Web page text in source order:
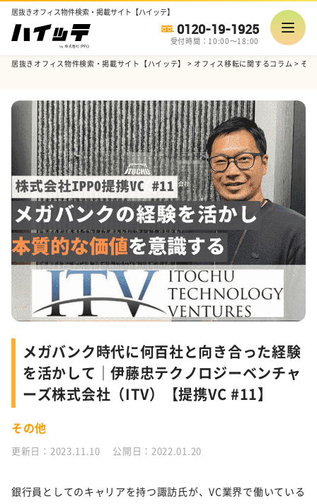
居抜きオフィス物件検索・掲載サイト【ハイッテ】
0120-19-1925
受付時間：10:00～18:00
居抜きオフィス物件検索・掲載サイト【ハイッテ】 > オフィス移転に関するコラム > そ
メガバンク時代に何百社と向き合った経験
を活かして｜伊藤忠テクノロジーベンチャ
ーズ株式会社（ITV）【提携VC #11】
その他
更新日：2023.11.10 公開日：2022.01.20
銀行員としてのキャリアを持つ諏訪氏が、VC業界で働いている